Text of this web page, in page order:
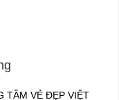
TẦM VẺ ĐẸP VIỆT